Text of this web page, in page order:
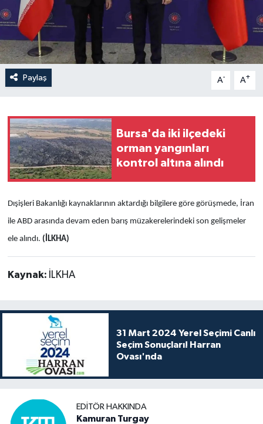
Paylaş A- A+
Bursa'da iki ilçedeki
orman yangınları
kontrol altına alındı
Dışişleri Bakanlığı kaynaklarının aktardığı bilgilere göre görüşmede, İran
ile ABD arasında devam eden barış müzakerelerindeki son gelişmeler
ele alındı. (İLKHA)
Kaynak: İLKHA
31 Mart 2024 Yerel Seçimi Canlı
Seçim Sonuçları! Harran
Ovası'nda
EDITÖR HAKKINDA
Kamuran Turgay
Dünya
Eği̇ti̇m